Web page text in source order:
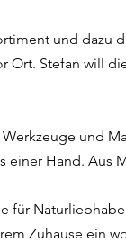
und dazu
Ort. Stefan will
und
einer Hand. Aus
für
Zuhause ein